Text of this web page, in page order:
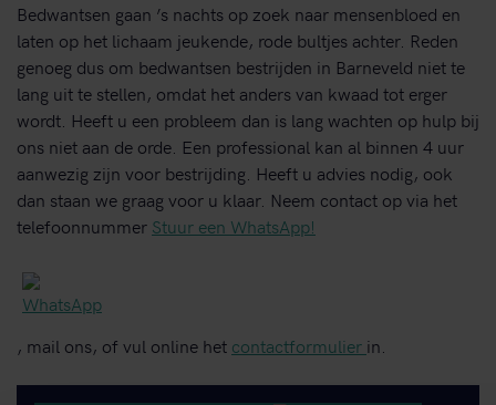
Bedwantsen gaan ’s nachts op zoek naar mensenbloed en
laten op het lichaam jeukende, rode bultjes achter. Reden
genoeg dus om bedwantsen bestrijden in Barneveld niet te
lang uit te stellen, omdat het anders van kwaad tot erger
wordt. Heeft u een probleem dan is lang wachten op hulp bij
ons niet aan de orde. Een professional kan al binnen 4 uur
aanwezig zijn voor bestrijding. Heeft u advies nodig, ook
dan staan we graag voor u klaar. Neem contact op via het
telefoonnummer Stuur een WhatsApp!
, mail ons, of vul online het contactformulier in.